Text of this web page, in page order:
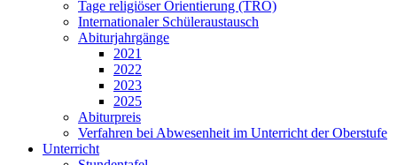
Tage religiöser Orientierung (TRO)
Internationaler Schüleraustausch
Abiturjahrgänge
2021
2022
2023
2025
Abiturpreis
Verfahren bei Abwesenheit im Unterricht der Oberstufe
Unterricht